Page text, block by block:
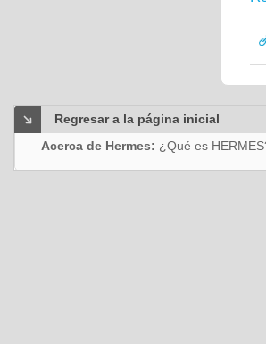
Regresar a la página inicial
Acerca de Hermes: ¿Qué es